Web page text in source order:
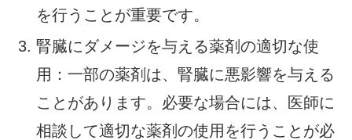
を行うことが重要です。
腎臓にダメージを与える薬剤の適切な使
用：一部の薬剤は、腎臓に悪影響を与える
ことがあります。必要な場合には、医師に
相談して適切な薬剤の使用を行うことが必